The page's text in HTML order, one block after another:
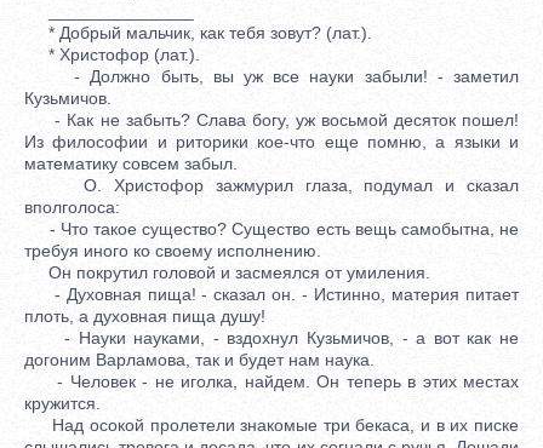
* Добрый мальчик, как тебя зовут? (лат.).
* Христофор (лат.).
- Должно быть, вы уж все науки забыли! - заметил
Кузьмичов.
- Как не забыть? Слава богу, уж восьмой десяток пошел!
Из философии и риторики кое-что еще помню, а языки и
математику совсем забыл.
О. Христофор зажмурил глаза, подумал и сказал
вполголоса:
- Что такое существо? Существо есть вещь самобытна, не
требуя иного ко своему исполнению.
Он покрутил головой и засмеялся от умиления.
- Духовная пища! - сказал он. - Истинно, материя питает
плоть, а духовная пища душу!
- Науки науками, - вздохнул Кузьмичов, - а вот как не
догоним Варламова, так и будет нам наука.
- Человек - не иголка, найдем. Он теперь в этих местах
кружится.
Над осокой пролетели знакомые три бекаса, и в их писке